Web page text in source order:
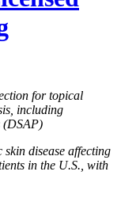
for topical
including
(DSAP)
disease affecting
in the U.S., with